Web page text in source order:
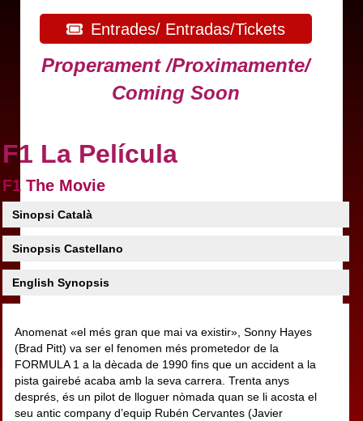
Entrades/ Entradas/Tickets
Properament /Proximamente/
Coming Soon
F1 La Película
F1 The Movie
Sinopsi Català
Sinopsis Castellano
English Synopsis
Anomenat «el més gran que mai va existir», Sonny Hayes
(Brad Pitt) va ser el fenomen més prometedor de la
FORMULA 1 a la dècada de 1990 fins que un accident a la
pista gairebé acaba amb la seva carrera. Trenta anys
després, és un pilot de lloguer nòmada quan se li acosta el
seu antic company d’equip Rubén Cervantes (Javier